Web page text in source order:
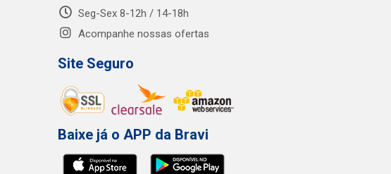
Seg-Sex 8-12h / 14-18h
Acompanhe nossas ofertas
Site Seguro
Baixe já o APP da Bravi